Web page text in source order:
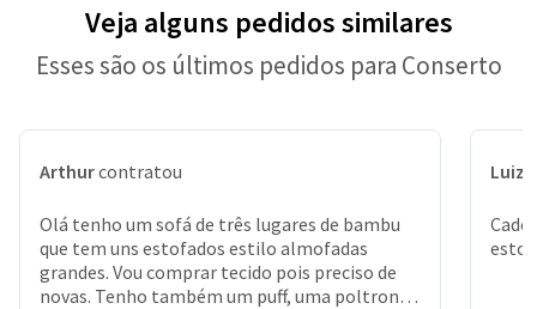
Veja alguns pedidos similares
Esses são os últimos pedidos para Conserto
Arthurcontratou
Olá tenho um sofá de três lugares de bambu
que tem uns estofados estilo almofadas
grandes. Vou comprar tecido pois preciso de
novas. Tenho também um puff, uma poltrona
Luiz